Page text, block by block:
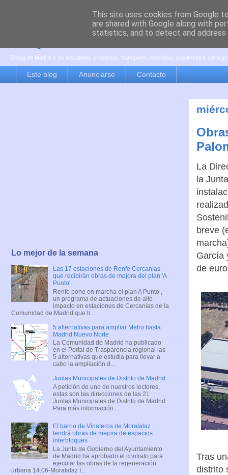
es por madrid
El blog de Madrid y su actualidad, proyectos, transporte, movilidad, arquitectura,
Este blog Anunciarse Contacto
La
la
breve
García
de
Tras
distrito
Lo mejor de la semana
Las 17 estaciones de Renfe Cercanías
que recibirán obras de mejora del plan 'A
Punto'
Renfe pone en marcha el plan A Punto ,
un programa de actuaciones de alto
impacto en estaciones de Cercanías de la
Comunidad de Madrid que b...
5 alternativas para ampliar Metro hasta
Madrid Nuevo Norte
La Comunidad de Madrid ha publicado
en el Portal de Trasparencia regional las
5 alternativas que estudia para llevar a
cabo la ampliación d...
Juntas Municipales de Distrito de Madrid
A petición de uno de nuestros lectores,
estas son las direcciones de las 21
Juntas Municipales de Distrito de Madrid .
Para más información ...
El barrio de Vinateros de Moratalaz
tendrá obras de mejora de espacios
interbloques
La Junta de Gobierno del Ayuntamiento
de Madrid ha aprobado el contrato para
ejecutar las obras de la regeneración
urbana 14.06-Moratalaz I...
This site uses cookies from Google
are shared with Google along with
statistics, and to detect and address